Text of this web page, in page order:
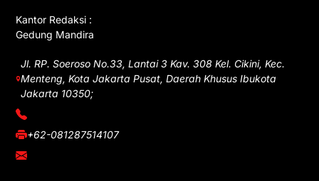
Kantor Redaksi :
Gedung Mandira
Jl. RP. Soeroso No.33, Lantai 3 Kav. 308 Kel. Cikini, Kec.
Menteng, Kota Jakarta Pusat, Daerah Khusus Ibukota
Jakarta 10350;
(021) 3908026
+62-081287514107
adm@iawnews.com